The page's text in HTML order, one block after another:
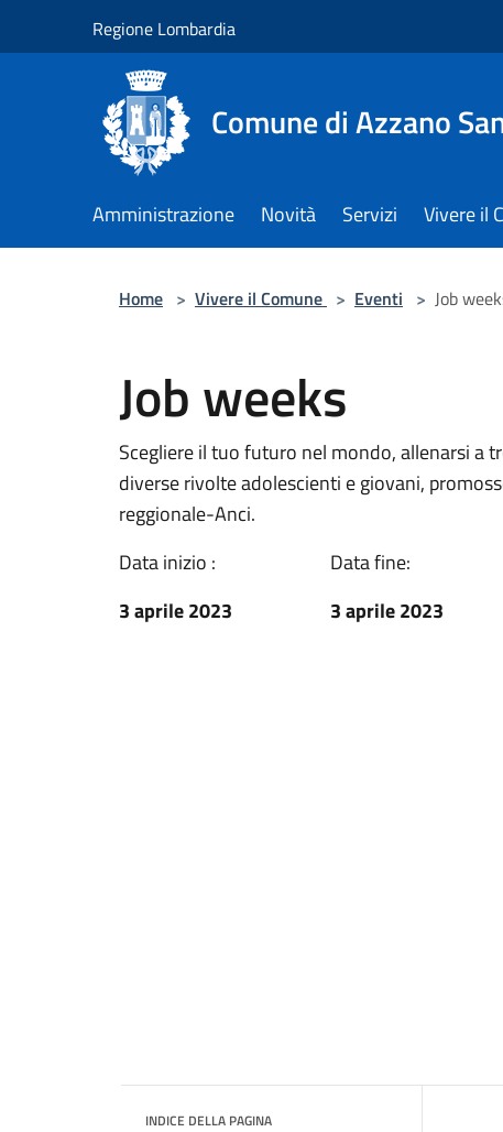
Regione Lombardia
Comune di Azzano
Amministrazione Novità Servizi Vivere il
Home > Vivere il Comune > Eventi > Job
Job weeks
Scegliere il tuo futuro nel mondo, allenarsi a
diverse rivolte adolescienti e giovani,
reggionale-Anci.
Data inizio :
3 aprile 2023
Data fine:
3 aprile 2023
INDICE DELLA PAGINA